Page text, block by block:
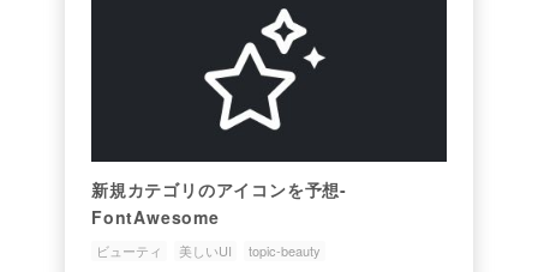
新規カテゴリのアイコンを予想-
FontAwesome
ビューティ 美しいUI topic-beauty